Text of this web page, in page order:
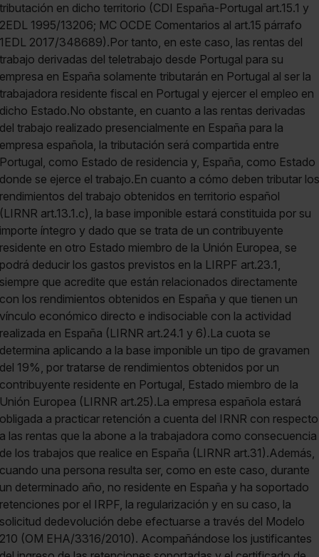
tributación en dicho territorio (CDI España-Portugal art.15.1 y
2EDL 1995/13206; MC OCDE Comentarios al art.15 párrafo
1EDL 2017/348689).Por tanto, en este caso, las rentas del
trabajo derivadas del teletrabajo desde Portugal para su
empresa en España solamente tributarán en Portugal al ser la
trabajadora residente fiscal en Portugal y ejercer el empleo en
dicho Estado.No obstante, en cuanto a las rentas derivadas
del trabajo realizado presencialmente en España para la
empresa española, la tributación será compartida entre
Portugal, como Estado de residencia y, España, como Estado
donde se ejerce el trabajo.En cuanto a cómo deben tributar los
rendimientos del trabajo obtenidos en territorio español
(LIRNR art.13.1.c), la base imponible estará constituida por su
importe íntegro y dado que se trata de un contribuyente
residente en otro Estado miembro de la Unión Europea, se
podrá deducir los gastos previstos en la LIRPF art.23.1,
siempre que acredite que están relacionados directamente
con los rendimientos obtenidos en España y que tienen un
vínculo económico directo e indisociable con la actividad
realizada en España (LIRNR art.24.1 y 6).La cuota se
determina aplicando a la base imponible un tipo de gravamen
del 19%, por tratarse de rendimientos obtenidos por un
contribuyente residente en Portugal, Estado miembro de la
Unión Europea (LIRNR art.25).La empresa española estará
obligada a practicar retención a cuenta del IRNR con respecto
a las rentas que la abone a la trabajadora como consecuencia
de los trabajos que realice en España (LIRNR art.31).Además,
cuando una persona resulta ser, como en este caso, durante
un determinado año, no residente en España y ha soportado
retenciones por el IRPF, la regularización y en su caso, la
solicitud dedevolución debe efectuarse a través del Modelo
210 (OM EHA/3316/2010). Acompañándose los justificantes